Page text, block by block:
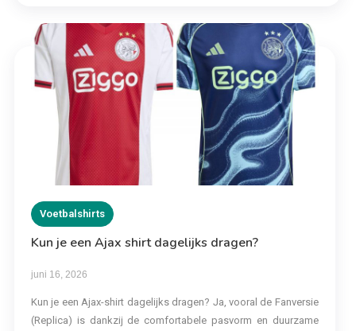
Voetbalshirts
Kun je een Ajax shirt dagelijks dragen?
juni 16, 2026
Kun je een Ajax-shirt dagelijks dragen? Ja, vooral de Fanversie
(Replica) is dankzij de comfortabele pasvorm en duurzame